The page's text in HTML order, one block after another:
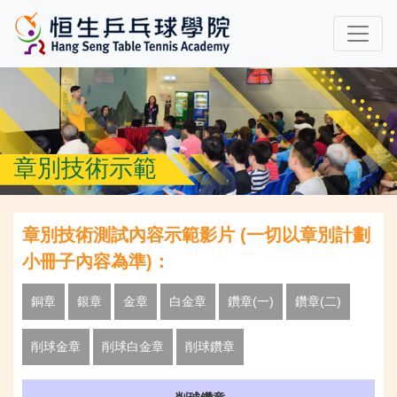
章別技術示範
章別技術測試內容示範影片 (一切以章別計劃
小冊子內容為準)：
銅章 銀章 金章 白金章 鑽章(一) 鑽章(二)
削球金章 削球白金章 削球鑽章